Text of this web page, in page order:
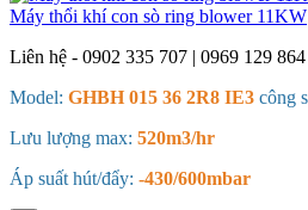
Máy thổi khí con sò ring blower 11KW
Liên hệ - 0902 335 707 | 0969 129 864
Model: GHBH 015 36 2R8 IE3 công
Lưu lượng max: 520m3/hr
Áp suất hút/đẩy: -430/600mbar